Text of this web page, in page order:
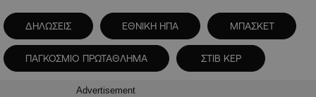
ΔΗΛΩΣΕΙΣ ΕΘΝΙΚΗ ΗΠΑ ΜΠΑΣΚΕΤ
ΠΑΓΚΟΣΜΙΟ ΠΡΩΤΑΘΛΗΜΑ ΣΤΙΒ ΚΕΡ
Advertisement